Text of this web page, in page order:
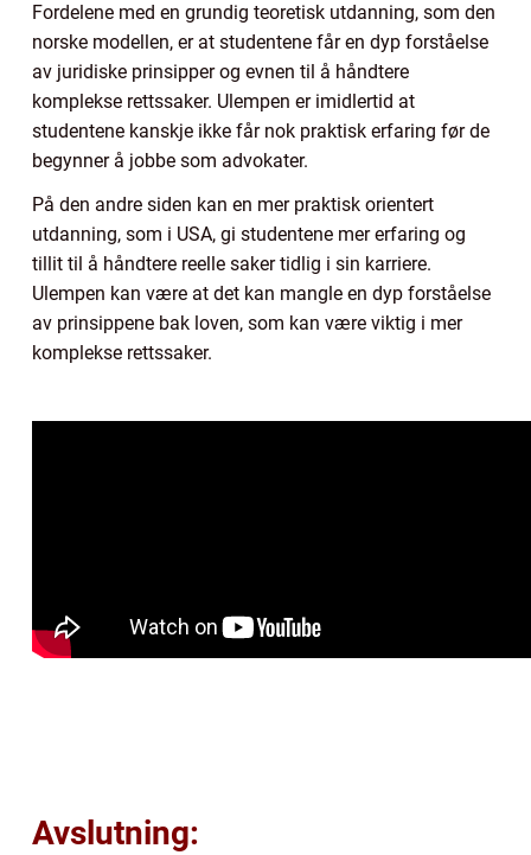
Fordelene med en grundig teoretisk utdanning, som den
norske modellen, er at studentene får en dyp forståelse
av juridiske prinsipper og evnen til å håndtere
komplekse rettssaker. Ulempen er imidlertid at
studentene kanskje ikke får nok praktisk erfaring før de
begynner å jobbe som advokater.
På den andre siden kan en mer praktisk orientert
utdanning, som i USA, gi studentene mer erfaring og
tillit til å håndtere reelle saker tidlig i sin karriere.
Ulempen kan være at det kan mangle en dyp forståelse
av prinsippene bak loven, som kan være viktig i mer
komplekse rettssaker.
Avslutning: